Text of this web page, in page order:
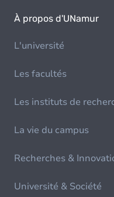
À propos d'UNamur
L'université
Les facultés
Les instituts de
La vie du campus
Recherches &
Université & Société